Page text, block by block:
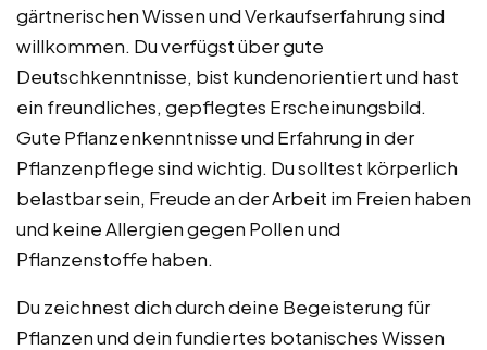
gärtnerischen Wissen und Verkaufserfahrung sind
willkommen. Du verfügst über gute
Deutschkenntnisse, bist kundenorientiert und hast
ein freundliches, gepflegtes Erscheinungsbild.
Gute Pflanzenkenntnisse und Erfahrung in der
Pflanzenpflege sind wichtig. Du solltest körperlich
belastbar sein, Freude an der Arbeit im Freien haben
und keine Allergien gegen Pollen und
Pflanzenstoffe haben.
Du zeichnest dich durch deine Begeisterung für
Pflanzen und dein fundiertes botanisches Wissen